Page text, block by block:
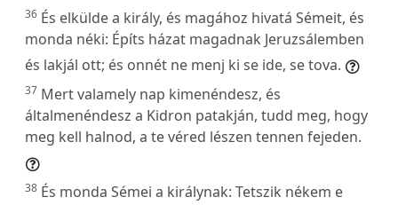
36 És elkülde a király, és magához hivatá Sémeit, és
monda néki: Építs házat magadnak Jeruzsálemben
és lakjál ott; és onnét ne menj ki se ide, se tova.
37 Mert valamely nap kimenéndesz, és
általmenéndesz a Kidron patakján, tudd meg, hogy
meg kell halnod, a te véred lészen tennen fejeden.
38 És monda Sémei a királynak: Tetszik nékem e